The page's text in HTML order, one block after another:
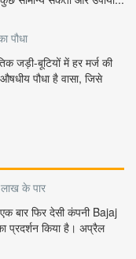
पौधा
जड़ी-बूटियों में हर मर्ज की
पौधा है वासा, जिसे
के पार
बार फिर देसी कंपनी Bajaj
किया है। अप्रैल